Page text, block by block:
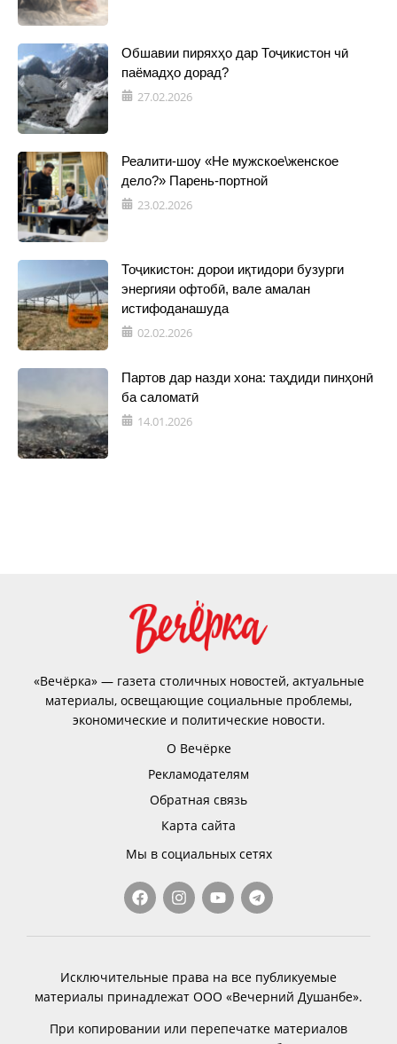
Обшавии пиряхҳо дар Тоҷикистон чӣ
паёмадҳо дорад?
27.02.2026
Реалити-шоу «Не мужское\женское
дело?» Парень-портной
23.02.2026
Тоҷикистон: дорои иқтидори бузурги
энергияи офтобӣ, вале амалан
истифоданашуда
02.02.2026
Партов дар назди хона: таҳдиди пинҳонӣ
ба саломатӣ
14.01.2026
«Вечёрка» — газета столичных новостей, актуальные
материалы, освещающие социальные проблемы,
экономические и политические новости.
О Вечёрке
Рекламодателям
Обратная связь
Карта сайта
Мы в социальных сетях
Исключительные права на все публикуемые
материалы принадлежат ООО «Вечерний Душанбе».
При копировании или перепечатке материалов